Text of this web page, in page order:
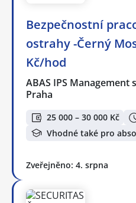
Bezpečnostní
ostrahy -Černý
Kč/hod
ABAS IPS Management
Praha
25 000 – 30 000 Kč
Vhodné také pro
Zveřejněno: 4. srpna